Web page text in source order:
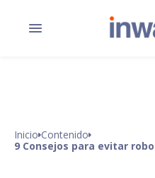
Inicio Contenido
9 Consejos para evitar